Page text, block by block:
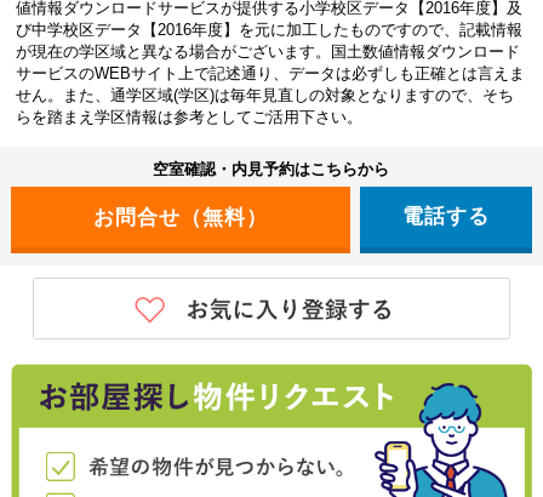
値情報ダウンロードサービスが提供する小学校区データ【2016年度】及
び中学校区データ【2016年度】を元に加工したものですので、記載情報
が現在の学区域と異なる場合がございます。国土数値情報ダウンロード
サービスのWEBサイト上で記述通り、データは必ずしも正確とは言えま
せん。また、通学区域(学区)は毎年見直しの対象となりますので、そち
らを踏まえ学区情報は参考としてご活用下さい。
空室確認・内見予約はこちらから
電話する